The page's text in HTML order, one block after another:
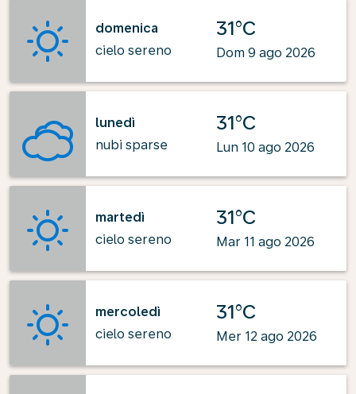
domenica
cielo sereno
31°C
Dom 9 ago 2026
lunedì
nubi sparse
31°C
Lun 10 ago 2026
martedì
cielo sereno
31°C
Mar 11 ago 2026
mercoledì
cielo sereno
31°C
Mer 12 ago 2026